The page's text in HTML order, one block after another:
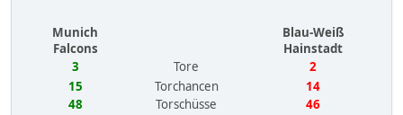
Munich
Falcons
Blau-Weiß
Hainstadt
3
Tore
2
15
Torchancen
14
48
Torschüsse
46